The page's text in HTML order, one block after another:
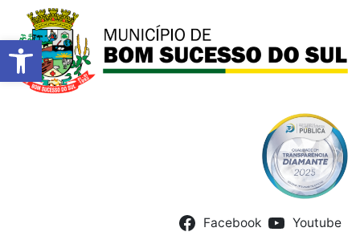
Barra de Ferramentas
Facebook Youtube